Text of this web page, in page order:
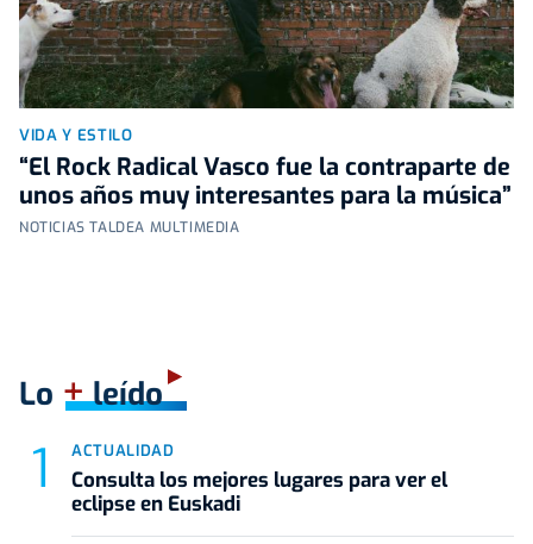
VIDA Y ESTILO
“El Rock Radical Vasco fue la contraparte de
unos años muy interesantes para la música”
NOTICIAS TALDEA MULTIMEDIA
Lo +leído
ACTUALIDAD
Consulta los mejores lugares para ver el
eclipse en Euskadi